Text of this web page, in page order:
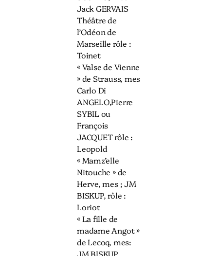
Jack GERVAIS
Théâtre de
l’Odéon de
Marseille rôle :
Toinet
« Valse de Vienne
» de Strauss, mes
Carlo Di
ANGELO,Pierre
SYBIL ou
François
JACQUET rôle :
Leopold
« Mamz’elle
Nitouche » de
Herve, mes ; JM
BISKUP, rôle :
Loriot
« La fille de
madame Angot »
de Lecoq, mes:
JM BISKUP